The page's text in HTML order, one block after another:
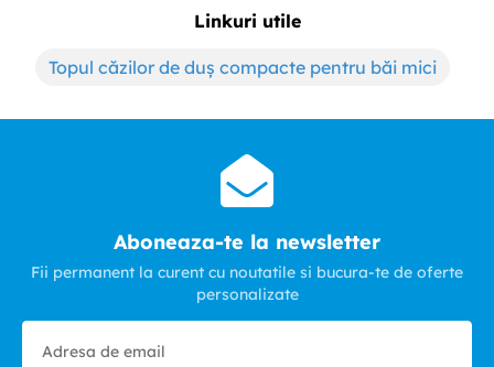
Linkuri utile
Topul căzilor de duș compacte pentru băi mici
Aboneaza-te la newsletter
Fii permanent la curent cu noutatile si bucura-te de oferte
personalizate